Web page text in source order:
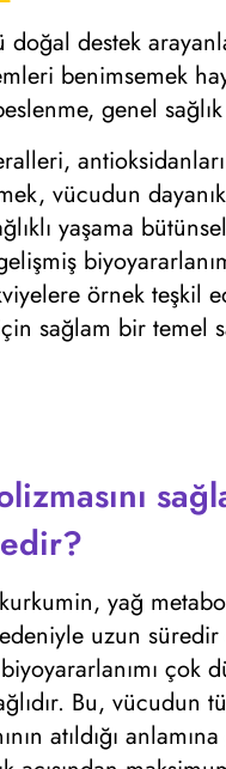
doğal destek
benimsemek
genel
yaşama
örnek teşkil
sağlam bir temel
yağ
uzun
çok
Bu, vücudun
atıldığı